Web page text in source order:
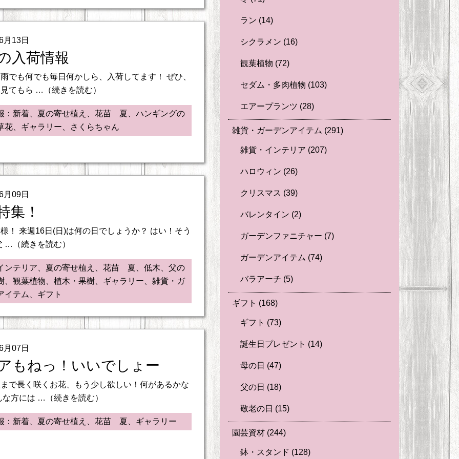
月13日
入荷情報
でも何でも毎日何かしら、入荷してます！ ぜひ、
てもら …（続きを読む）
：新着、夏の寄せ植え、花苗 夏、ハンギングの
花、ギャラリー、さくらちゃん
月09日
集！
！ 来週16日(日)は何の日でしょうか？ はい！そう
…（続きを読む）
ンテリア、夏の寄せ植え、花苗 夏、低木、父の
、観葉植物、植木・果樹、ギャラリー、雑貨・ガ
イテム、ギフト
月07日
もねっ！いいでしょー
で長く咲くお花、もう少し欲しい！何があるかな
な方には …（続きを読む）
：新着、夏の寄せ植え、花苗 夏、ギャラリー
ラン (14)
シクラメン (16)
観葉植物 (72)
セダム・多肉植物 (103)
エアープランツ (28)
雑貨・ガーデンアイテム (291)
雑貨・インテリア (207)
ハロウィン (26)
クリスマス (39)
バレンタイン (2)
ガーデンファニチャー (7)
ガーデンアイテム (74)
バラアーチ (5)
ギフト (168)
ギフト (73)
誕生日プレゼント (14)
母の日 (47)
父の日 (18)
敬老の日 (15)
園芸資材 (244)
鉢・スタンド (128)